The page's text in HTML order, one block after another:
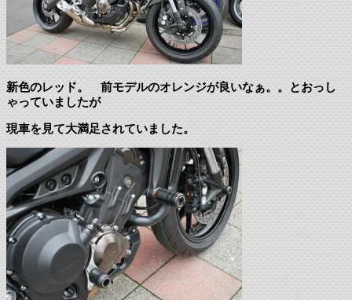
新色のレッド。 前モデルのオレンジが良いなぁ。。とおっし
ゃっていましたが
現車を見て大満足されていました。